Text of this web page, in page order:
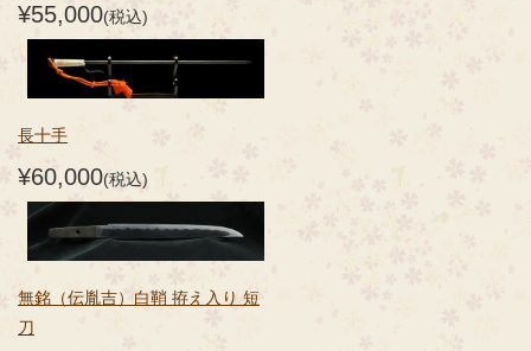
¥55,000(税込)
長十手
¥60,000(税込)
無銘（伝胤吉）白鞘 拵え入り 短
刀